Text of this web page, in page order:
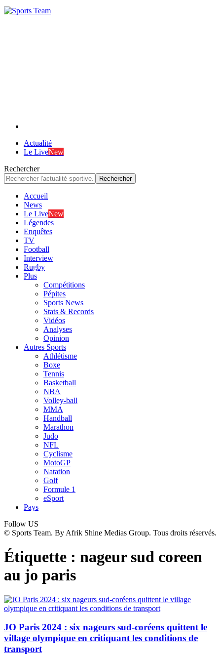
Actualité
Le LiveNew
Rechercher
Accueil
News
Le LiveNew
Légendes
Enquêtes
TV
Football
Interview
Rugby
Plus
Compétitions
Pépites
Sports News
Stats & Records
Vidéos
Analyses
Opinion
Autres Sports
Athlétisme
Boxe
Tennis
Basketball
NBA
Volley-ball
MMA
Handball
Marathon
Judo
NFL
Cyclisme
MotoGP
Natation
Golf
Formule 1
eSport
Pays
Follow US
© Sports Team. By Afrik Shine Medias Group. Tous droits réservés.
Étiquette : nageur sud coreen
au jo paris
JO Paris 2024 : six nageurs sud-coréens quittent le
village olympique en critiquant les conditions de
transport